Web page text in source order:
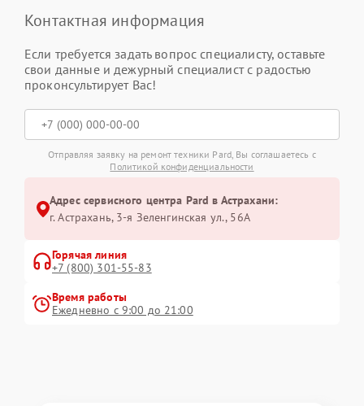
Контактная информация
Если требуется задать вопрос специалисту, оставьте
свои данные и дежурный специалист с радостью
проконсультирует Вас!
Отправляя заявку на ремонт техники Pard, Вы соглашаетесь с
Политикой конфиденциальности
Адрес сервисного центра Pard в Астрахани:
г. Астрахань, 3-я Зеленгинская ул., 56А
Горячая линия
+7 (800) 301-55-83
Время работы
Ежедневно с 9:00 до 21:00